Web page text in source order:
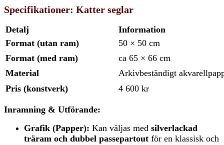
Specifikationer: Katter seglar
Detalj
Information
Format (utan ram)
50 × 50 cm
Format (med ram)
ca 65 × 66 cm
Material
Arkivbeständigt
Pris (konstverk)
4 600 kr
Inramning & Utförande:
Grafik (Papper): Kan väljas med silverlackad
träram och dubbel passepartout för en klassisk och